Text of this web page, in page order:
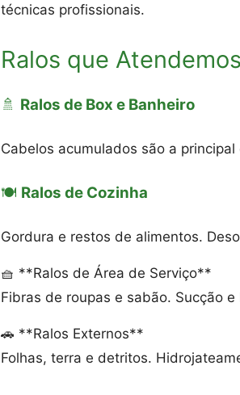
técnicas profissionais.
Ralos que
🚿 Ralos de Box e Banheiro
Cabelos acumulados são a
🍽️ Ralos de Cozinha
Gordura e restos de alimentos.
🧺 **Ralos de Área de Serviço**
Fibras de roupas e sabão. Sucção
🚗 **Ralos Externos**
Folhas, terra e detritos.